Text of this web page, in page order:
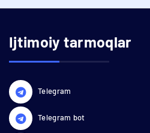
Ijtimoiy tarmoqlar
Telegram
Telegram bot